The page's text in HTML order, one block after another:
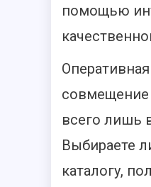
помощью
совмещение
всего лишь
Выбираете
каталогу,